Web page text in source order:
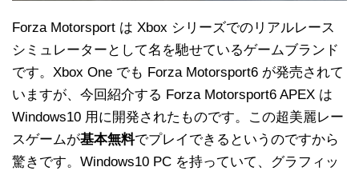
Forza Motorsport は Xbox シリーズでのリアルレース
シミュレーターとして名を馳せているゲームブランド
です。Xbox One でも Forza Motorsport6 が発売されて
いますが、今回紹介する Forza Motorsport6 APEX は
Windows10 用に開発されたものです。この超美麗レー
スゲームが基本無料でプレイできるというのですから
驚きです。Windows10 PC を持っていて、グラフィッ